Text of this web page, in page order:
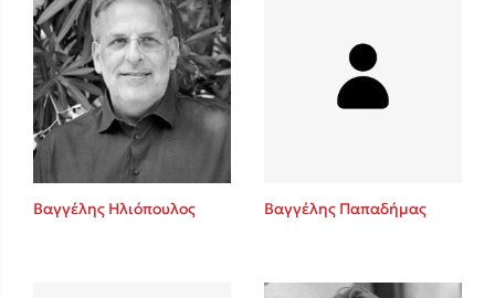
Βαγγέλης Ηλιόπουλος Βαγγέλης Παπαδήμας